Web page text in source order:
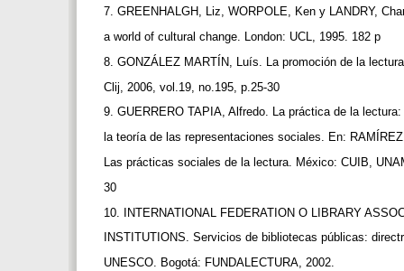
7. GREENHALGH, Liz, WORPOLE, Ken y LANDRY,
a world of cultural change. London: UCL, 1995. 182 p
8. GONZÁLEZ MARTÍN, Luís. La promoción de la
Clij, 2006, vol.19, no.195, p.25-30
9. GUERRERO TAPIA, Alfredo. La práctica de la
la teoría de las representaciones sociales. En:
Las prácticas sociales de la lectura. México: CUIB,
30
10. INTERNATIONAL FEDERATION O LIBRARY
INSTITUTIONS. Servicios de bibliotecas públicas:
UNESCO. Bogotá: FUNDALECTURA, 2002.